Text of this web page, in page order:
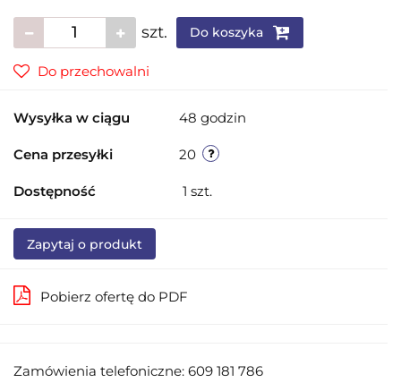
szt. Do koszyka
Do przechowalni
Wysyłka w ciągu 48 godzin
Cena przesyłki 20
Dostępność 1 szt.
Zapytaj o produkt
Pobierz ofertę do PDF
Zamówienia telefoniczne: 609 181 786